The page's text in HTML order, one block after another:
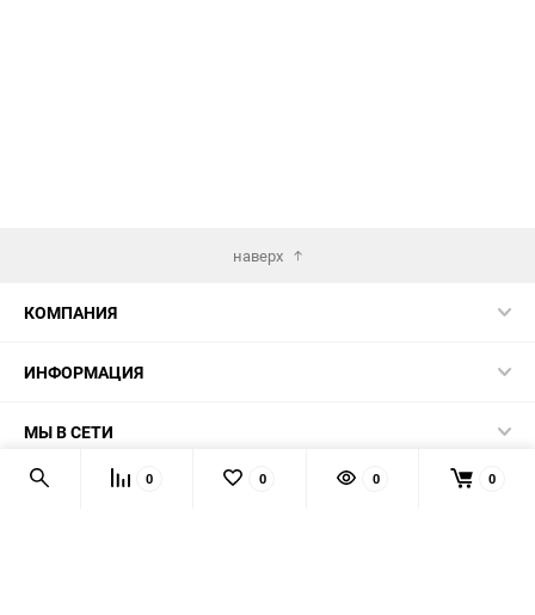
наверх
КОМПАНИЯ
ИНФОРМАЦИЯ
МЫ В СЕТИ
КОНТАКТЫ
0 0 0 0